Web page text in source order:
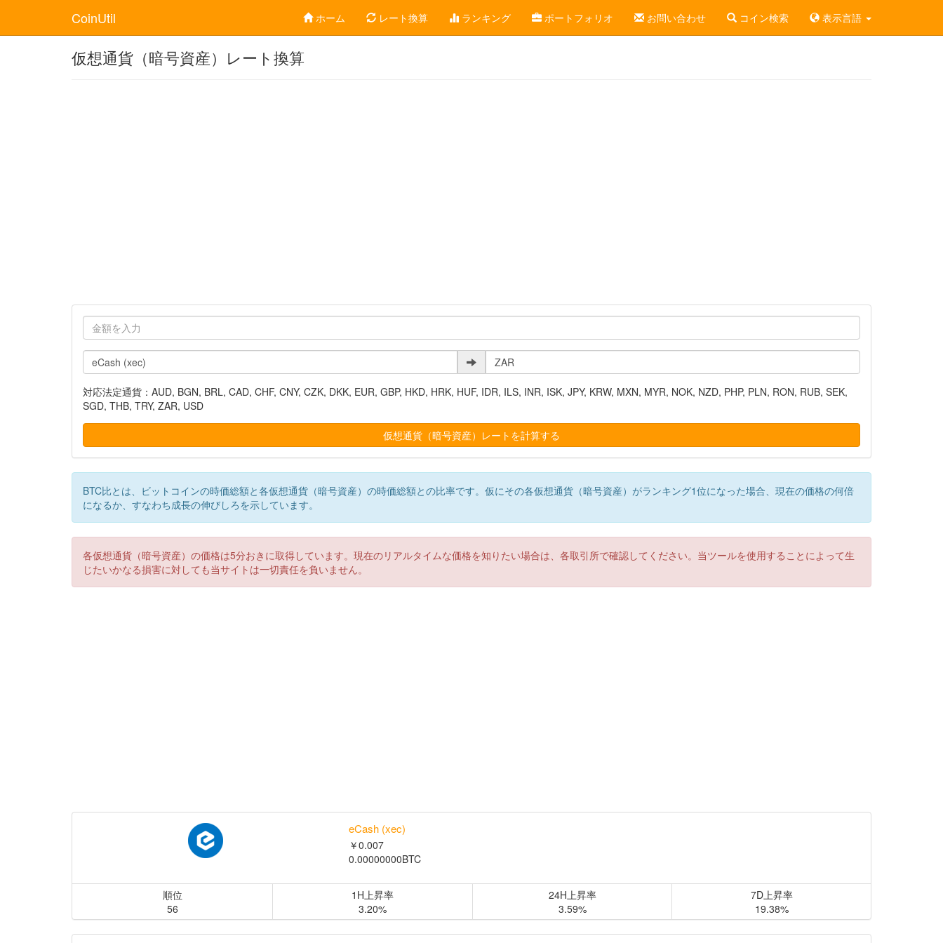
CoinUtil ホーム レート換算 ランキング ポートフォリオ お問い合わせ コイン検索 表示言語
仮想通貨（暗号資産）レート換算
対応法定通貨：AUD, BGN, BRL, CAD, CHF, CNY, CZK, DKK, EUR, GBP, HKD, HRK, HUF, IDR, ILS, INR, ISK, JPY, KRW, MXN, MYR, NOK, NZD, PHP, PLN, RON, RUB, SEK,
SGD, THB, TRY, ZAR, USD
BTC比とは、ビットコインの時価総額と各仮想通貨（暗号資産）の時価総額との比率です。仮にその各仮想通貨（暗号資産）がランキング1位になった場合、現在の価格の何倍
になるか、すなわち成長の伸びしろを示しています。
各仮想通貨（暗号資産）の価格は5分おきに取得しています。現在のリアルタイムな価格を知りたい場合は、各取引所で確認してください。当ツールを使用することによって生
じたいかなる損害に対しても当サイトは一切責任を負いません。
eCash (xec)
￥0.007
0.00000000BTC
順位
56
1H上昇率
3.20%
24H上昇率
3.59%
7D上昇率
19.38%